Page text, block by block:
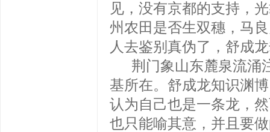
见，没有京都的支持，
州农田是否生双穗，马
人去鉴别真伪了，舒成
荆门象山东麓泉流涌
基所在。舒成龙知识渊
认为自己也是一条龙，
也只能喻其意，并且要